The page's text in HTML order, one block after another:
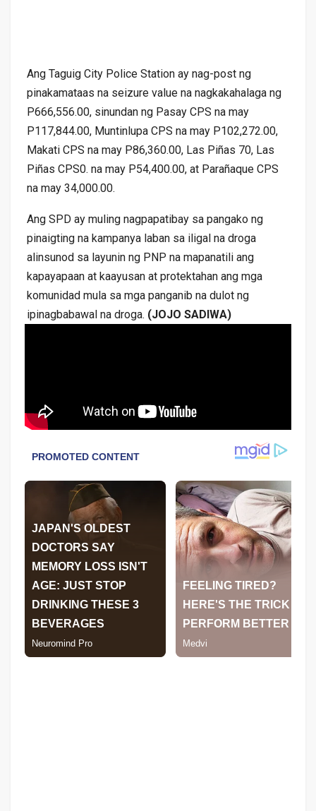
Ang Taguig City Police Station ay nag-post ng
pinakamataas na seizure value na nagkakahalaga ng
P666,556.00, sinundan ng Pasay CPS na may
P117,844.00, Muntinlupa CPS na may P102,272.00,
Makati CPS na may P86,360.00, Las Piñas 70, Las
Piñas CPS0. na may P54,400.00, at Parañaque CPS
na may 34,000.00.
Ang SPD ay muling nagpapatibay sa pangako ng
pinaigting na kampanya laban sa iligal na droga
alinsunod sa layunin ng PNP na mapanatili ang
kapayapaan at kaayusan at protektahan ang mga
komunidad mula sa mga panganib na dulot ng
ipinagbabawal na droga. (JOJO SADIWA)